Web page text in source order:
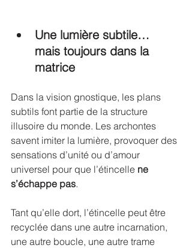
Une lumière subtile…
mais toujours dans la
matrice
Dans la vision gnostique, les plans
subtils font partie de la structure
illusoire du monde. Les archontes
savent imiter la lumière, provoquer des
sensations d’unité ou d’amour
universel pour que l’étincelle ne
s’échappe pas.
Tant qu’elle dort, l’étincelle peut être
recyclée dans une autre incarnation,
une autre boucle, une autre trame